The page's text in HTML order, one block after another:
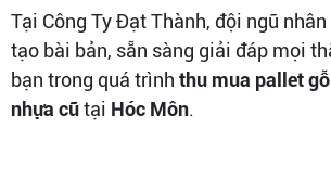
Tại Công Ty Đạt Thành, đội ngũ
tạo bài bản, sẵn sàng giải đáp mọi
bạn trong quá trình thu mua pallet
nhựa cũtại Hóc Môn.